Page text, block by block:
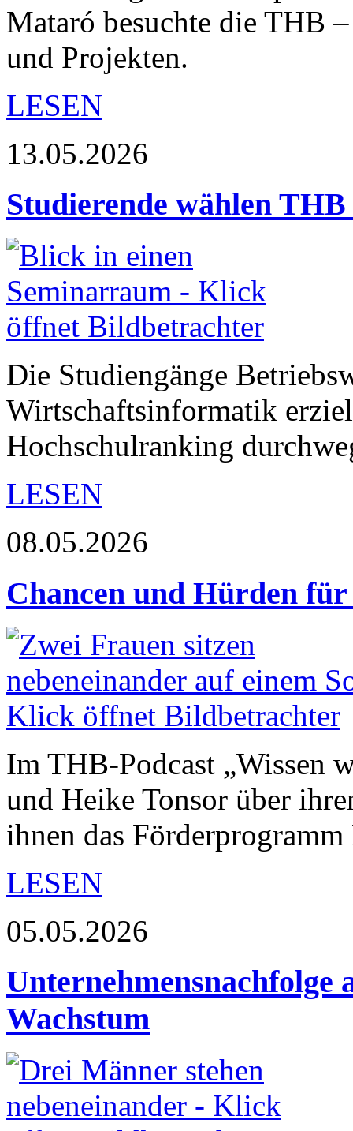
Mataró besuchte die THB
und Projekten.
LESEN
13.05.2026
Studierende wählen
Die Studiengänge
Wirtschaftsinformatik
Hochschulranking
LESEN
08.05.2026
Chancen und Hürden
Im THB-Podcast „Wissen
und Heike Tonsor über
ihnen das
LESEN
05.05.2026
Wachstum